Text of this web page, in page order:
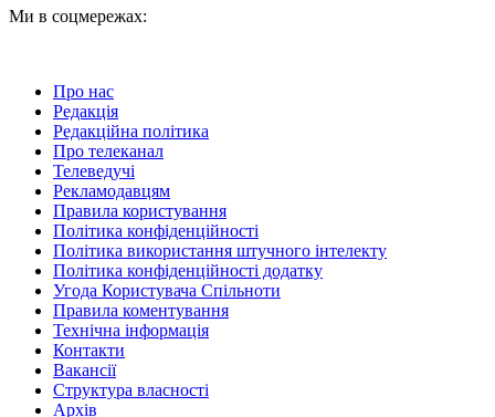
Ми в соцмережах:
Про нас
Редакція
Редакційна політика
Про телеканал
Телеведучі
Рекламодавцям
Правила користування
Політика конфіденційності
Політика використання штучного інтелекту
Політика конфіденційності додатку
Угода Користувача Спільноти
Правила коментування
Технічна інформація
Контакти
Вакансії
Структура власності
Архів